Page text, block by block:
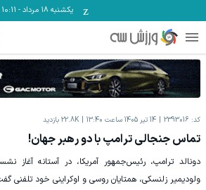
یکشنبه ۱۸ مرداد -
10:11
کد: 2393016 14 تیر 1405 ساعت 13:40 22.8K بازدید
تماس جنجالی ترامپ با دو رهبر جهان!
دونالد ترامپ، رئیس‌جمهور آمریکا، در آستانه آغاز
ولودیمیر زلنسکی، همتایان روسی و اوکراینی خود تلفنی